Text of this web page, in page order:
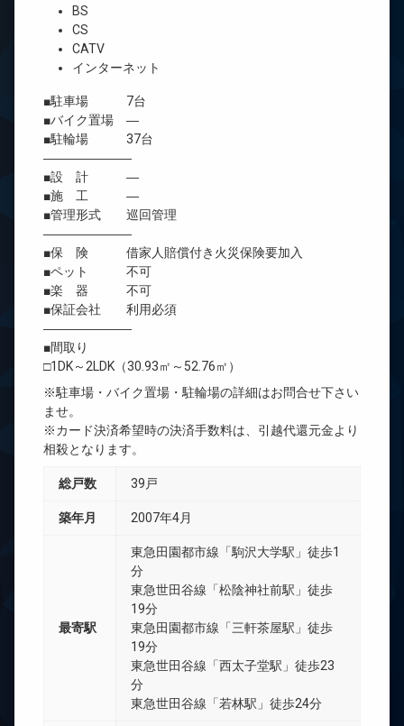
BS
CS
CATV
インターネット
■駐車場 7台
■バイク置場 ―
■駐輪場 37台
―――――――
■設 計 ―
■施 工 ―
■管理形式 巡回管理
―――――――
■保 険 借家人賠償付き火災保険要加入
■ペット 不可
■楽 器 不可
■保証会社 利用必須
―――――――
■間取り
□1DK～2LDK（30.93㎡～52.76㎡）
※駐車場・バイク置場・駐輪場の詳細はお問合せ下さい
ませ。
※カード決済希望時の決済手数料は、引越代還元金より
相殺となります。
総戸数 39戸
築年月 2007年4月
最寄駅
東急田園都市線「駒沢大学駅」徒歩1
分
東急世田谷線「松陰神社前駅」徒歩
19分
東急田園都市線「三軒茶屋駅」徒歩
19分
東急世田谷線「西太子堂駅」徒歩23
分
東急世田谷線「若林駅」徒歩24分